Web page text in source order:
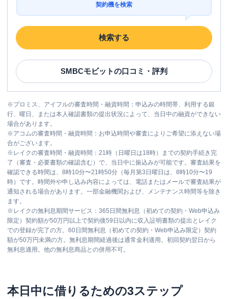
契約機を検索
検索する
SMBCモビットの口コミ・評判
※プロミス、アイフルの審査時間・融資時間：申込みの時間帯、利用する銀
行、曜日、または本人確認書類の提出状況によって、当日中の融資ができない
場合があります。
※アコムの審査時間・融資時間：お申込時間や審査によりご希望に添えない場
合がございます。
※ レイクの審査時間・融資時間：21時（日曜日は18時）までの契約手続き完
了（審査・必要書類の確認含む）で、当日中に振込みが可能です。審査結果を
確認できる時間は、8時10分〜21時50分（毎月第3日曜日は、8時10分〜19
時）です。時間外や申し込み内容によっては、電話またはメールで審査結果が
通知される場合があります。一部金融機関および、メンテナンス時間等を除き
ます。
※ レイクの無利息期間サービス：365日間無利息（初めての契約・Web申込み
限定）契約額が50万円以上で契約後59日以内に収入証明書類の提出とレイク
での登録が完了の方。60日間無利息（初めての契約・Web申込み限定）契約
額が50万円未満の方。無利息期間経過後は通常金利適用。初回契約翌日から
無利息適用。他の無利息商品との併用不可。
本日中に借りるための3ステップ